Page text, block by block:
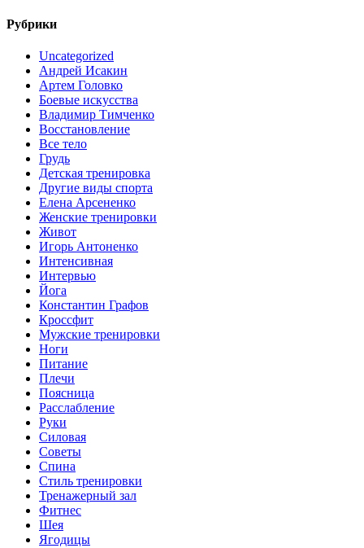
Рубрики
Uncategorized
Андрей Исакин
Артем Головко
Боевые искусства
Владимир Тимченко
Восстановление
Все тело
Грудь
Детская тренировка
Другие виды спорта
Елена Арсененко
Женские тренировки
Живот
Игорь Антоненко
Интенсивная
Интервью
Йога
Константин Графов
Кроссфит
Мужские тренировки
Ноги
Питание
Плечи
Поясница
Расслабление
Руки
Силовая
Советы
Спина
Стиль тренировки
Тренажерный зал
Фитнес
Шея
Ягодицы